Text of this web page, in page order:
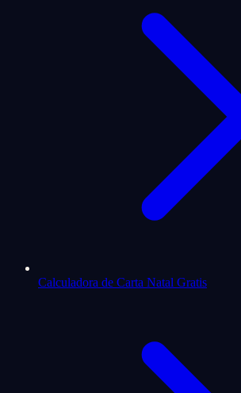
Calculadora de Carta Natal Gratis